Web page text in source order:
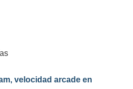
velocidad arcade en